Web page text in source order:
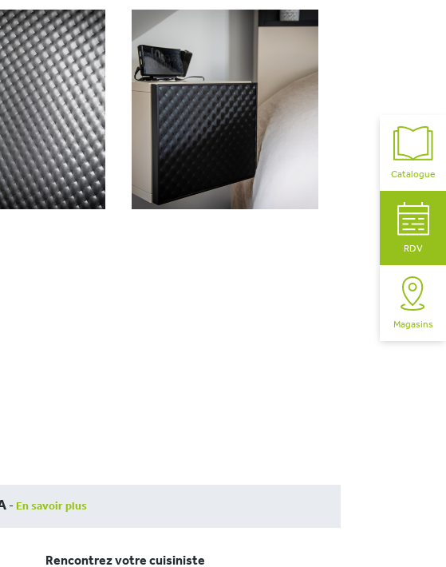
Catalogue
RDV
Magasins
- En savoir plus
Rencontrez votre cuisiniste